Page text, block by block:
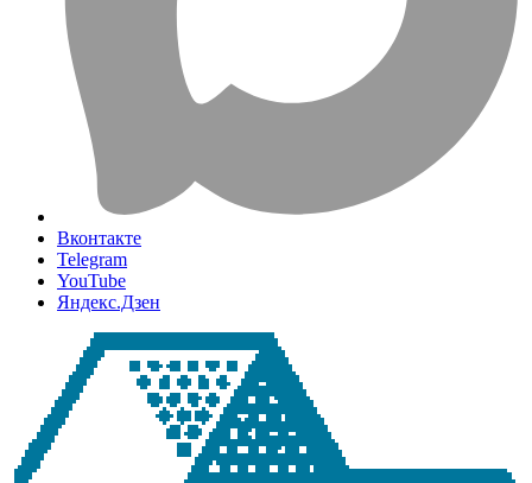
Вконтакте
Telegram
YouTube
Яндекс.Дзен